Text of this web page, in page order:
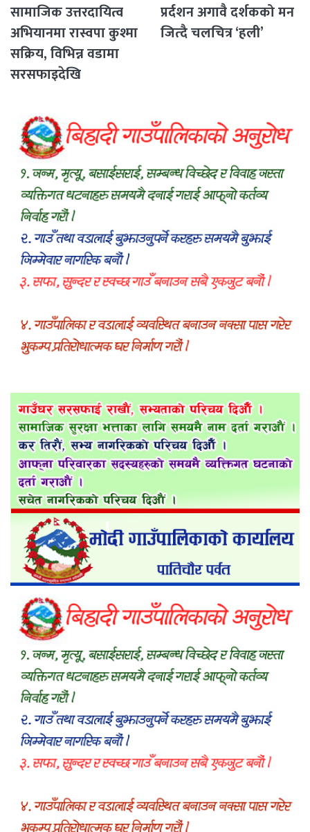
सामाजिक उत्तरदायित्व
अभियानमा रास्वपा कुश्मा
सक्रिय, विभिन्न वडामा
सरसफाइदेखि
प्रर्दशन अगावै दर्शकको मन
जित्दै चलचित्र ‘हली’